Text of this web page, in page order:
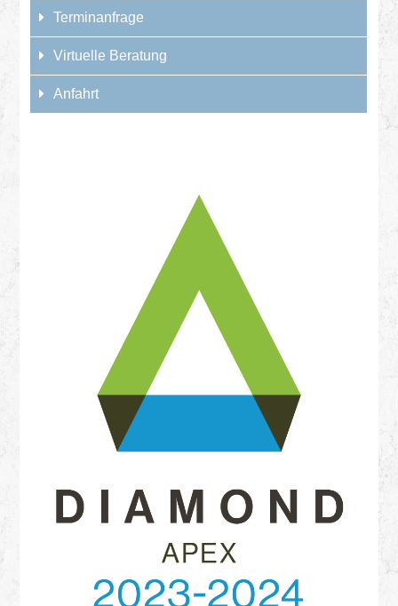
Terminanfrage
Virtuelle Beratung
Anfahrt